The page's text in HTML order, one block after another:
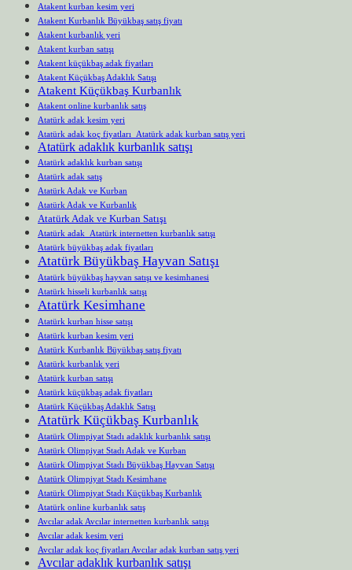
Atakent kurban kesim yeri
Atakent Kurbanlık Büyükbaş satış fiyatı
Atakent kurbanlık yeri
Atakent kurban satışı
Atakent küçükbaş adak fiyatları
Atakent Küçükbaş Adaklık Satışı
Atakent Küçükbaş Kurbanlık
Atakent online kurbanlık satış
Atatürk adak kesim yeri
Atatürk adak koç fiyatları Atatürk adak kurban satış yeri
Atatürk adaklık kurbanlık satışı
Atatürk adaklık kurban satışı
Atatürk adak satış
Atatürk Adak ve Kurban
Atatürk Adak ve Kurbanlık
Atatürk Adak ve Kurban Satışı
Atatürk adak Atatürk internetten kurbanlık satışı
Atatürk büyükbaş adak fiyatları
Atatürk Büyükbaş Hayvan Satışı
Atatürk büyükbaş hayvan satışı ve kesimhanesi
Atatürk hisseli kurbanlık satışı
Atatürk Kesimhane
Atatürk kurban hisse satışı
Atatürk kurban kesim yeri
Atatürk Kurbanlık Büyükbaş satış fiyatı
Atatürk kurbanlık yeri
Atatürk kurban satışı
Atatürk küçükbaş adak fiyatları
Atatürk Küçükbaş Adaklık Satışı
Atatürk Küçükbaş Kurbanlık
Atatürk Olimpiyat Stadı adaklık kurbanlık satışı
Atatürk Olimpiyat Stadı Adak ve Kurban
Atatürk Olimpiyat Stadı Büyükbaş Hayvan Satışı
Atatürk Olimpiyat Stadı Kesimhane
Atatürk Olimpiyat Stadı Küçükbaş Kurbanlık
Atatürk online kurbanlık satış
Avcılar adak Avcılar internetten kurbanlık satışı
Avcılar adak kesim yeri
Avcılar adak koç fiyatları Avcılar adak kurban satış yeri
Avcılar adaklık kurbanlık satışı